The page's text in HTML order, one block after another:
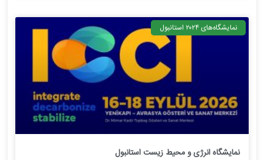
نمایشگاه‌های ۲۰۲۴ استانبول
نمایشگاه انرژی و محیط زیست استانبول